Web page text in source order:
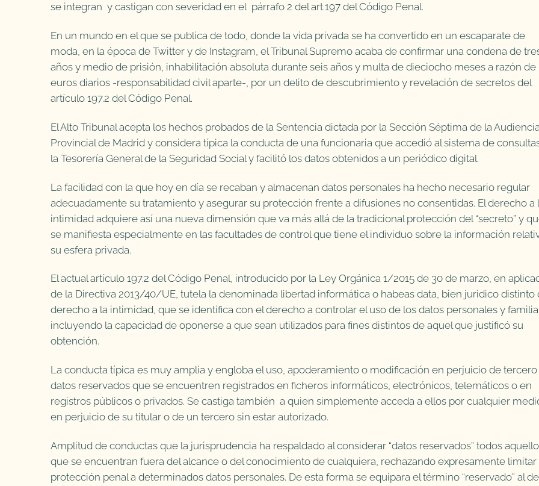
se integran y castigan con severidad en el párrafo 2 del art.197 del Código Penal.
En un mundo en el que se publica de todo, donde la vida privada se ha convertido en un escaparate de
moda, en la época de Twitter y de Instagram, el Tribunal Supremo acaba de confirmar una condena de
años y medio de prisión, inhabilitación absoluta durante seis años y multa de dieciocho meses a razón de
euros diarios -responsabilidad civil aparte-, por un delito de descubrimiento y revelación de secretos del
artículo 197.2 del Código Penal.
El Alto Tribunal acepta los hechos probados de la Sentencia dictada por la Sección Séptima de la Audiencia
Provincial de Madrid y considera típica la conducta de una funcionaria que accedió al sistema de
la Tesorería General de la Seguridad Social y facilitó los datos obtenidos a un periódico digital.
La facilidad con la que hoy en día se recaban y almacenan datos personales ha hecho necesario regular
adecuadamente su tratamiento y asegurar su protección frente a difusiones no consentidas. El derecho a
intimidad adquiere así una nueva dimensión que va más allá de la tradicional protección del “secreto” y
se manifiesta especialmente en las facultades de control que tiene el individuo sobre la información
su esfera privada.
El actual artículo 197.2 del Código Penal, introducido por la Ley Orgánica 1/2015 de 30 de marzo, en
de la Directiva 2013/40/UE, tutela la denominada libertad informática o habeas data, bien juridico distinto
derecho a la intimidad, que se identifica con el derecho a controlar el uso de los datos personales y
incluyendo la capacidad de oponerse a que sean utilizados para fines distintos de aquel que justificó su
obtención.
La conducta típica es muy amplia y engloba el uso, apoderamiento o modificación en perjuicio de
datos reservados que se encuentren registrados en ficheros informáticos, electrónicos, telemáticos o en
registros públicos o privados. Se castiga también a quien simplemente acceda a ellos por cualquier
en perjuicio de su titular o de un tercero sin estar autorizado.
Amplitud de conductas que la jurisprudencia ha respaldado al considerar “datos reservados” todos
que se encuentran fuera del alcance o del conocimiento de cualquiera, rechazando expresamente limitar
protección penal a determinados datos personales. De esta forma se equipara el término “reservado” al de